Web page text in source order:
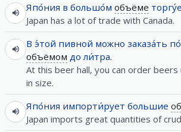
Япо́ния в большо́м объёме
Japan has a lot of trade with Canada.
В э́той пивной можно заказа́ть
объёмом до ли́тра.
At this beer hall, you can order
in size.
Япо́ния импорти́рует большие
Japan imports great quantities of